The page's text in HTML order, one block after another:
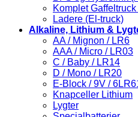
Komplet
Ladere (El-truck)
Alkaline, Lithium &
AA / Mignon / LR6
AAA / Micro / LR03
C / Baby / LR14
D / Mono / LR20
E-Block / 9V /
Knapceller Lithium
Lygter